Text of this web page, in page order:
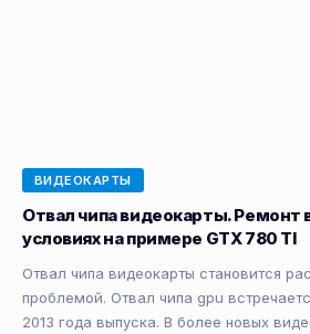
ВИДЕОКАРТЫ
Отвал чипа видеокарты. Ремонт
условиях на примере GTX 780 TI
Отвал чипа видеокарты становится
проблемой. Отвал чипа gpu
2013 года выпуска. В более новых